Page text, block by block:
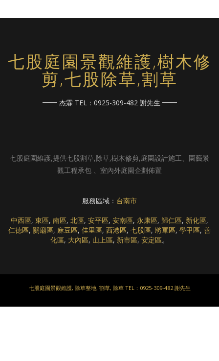
七股庭園景觀維護,樹木修
剪,七股除草,割草
杰霖 TEL：0925-309-482 謝先生
七股庭園維護,提供七股割草,除草,樹木修剪,庭園設計施工、園藝景
觀工程承包 、室內外庭園企劃佈置
服務區域： 台南市
中西區, 東區, 南區, 北區, 安平區, 安南區, 永康區, 歸仁區, 新化區,
仁德區, 關廟區, 麻豆區, 佳里區, 西港區, 七股區, 將軍區, 學甲區, 善
化區, 大內區, 山上區, 新市區, 安定區。
七股庭園景觀維護, 除草整地, 割草, 除草 TEL：0925-309-482 謝先生